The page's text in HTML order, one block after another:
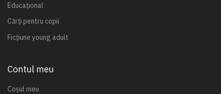
Educațional
Cărți pentru copii
Ficțiune young adult
Contul meu
Coșul meu